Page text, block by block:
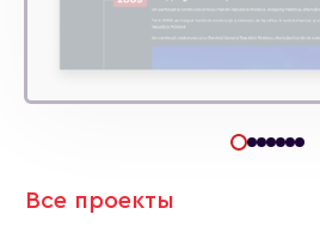
Все проекты